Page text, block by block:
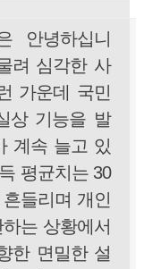
안녕하십니
려 심각한 사
가운데 국민
상 기능을 발
계속 늘고 있
평균치는 30
들리며 개인
는 상황에서
한 면밀한 설